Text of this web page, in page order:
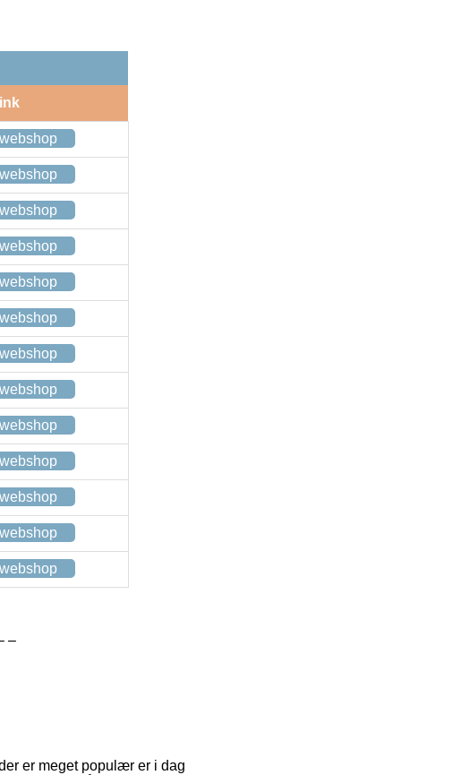
–
er meget populær er i dag